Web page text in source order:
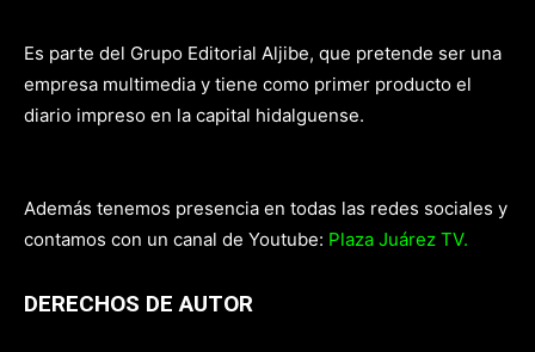
Es parte del Grupo Editorial Aljibe, que pretende ser una
empresa multimedia y tiene como primer producto el
diario impreso en la capital hidalguense.
Además tenemos presencia en todas las redes sociales y
contamos con un canal de Youtube: Plaza Juárez TV.
DERECHOS DE AUTOR